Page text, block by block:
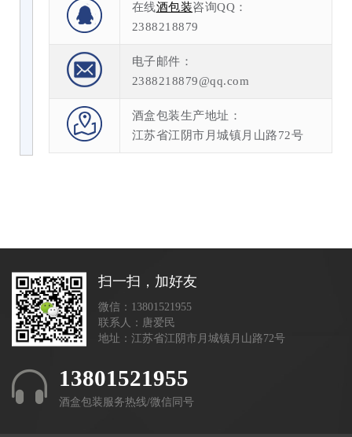
在线酒包装咨询QQ：
2388218879
电子邮件：
2388218879@qq.com
酒盒包装生产地址：
江苏省江阴市月城镇月山路72号
扫一扫，加好友
微信：13801521955
联系人：唐爱民
地址：江苏省江阴市月城镇月山路72号
13801521955
酒盒包装服务热线/微信同号